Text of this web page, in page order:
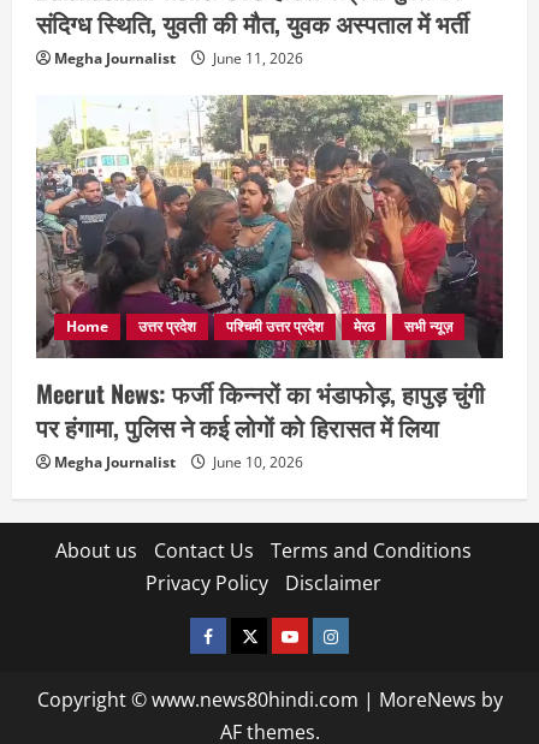
संदिग्ध स्थिति, युवती की मौत, युवक अस्पताल में भर्ती
Megha Journalist June 11, 2026
Home उत्तर प्रदेश पश्चिमी उत्तर प्रदेश मेरठ सभी न्यूज़
Meerut News: फर्जी किन्नरों का भंडाफोड़, हापुड़ चुंगी
पर हंगामा, पुलिस ने कई लोगों को हिरासत में लिया
Megha Journalist June 10, 2026
About us Contact Us
Terms and Conditions
Privacy Policy
Disclaimer
facebooktwitterYOUTUBE
instagram
Copyright © www.news80hindi.com | MoreNews by
AF themes.